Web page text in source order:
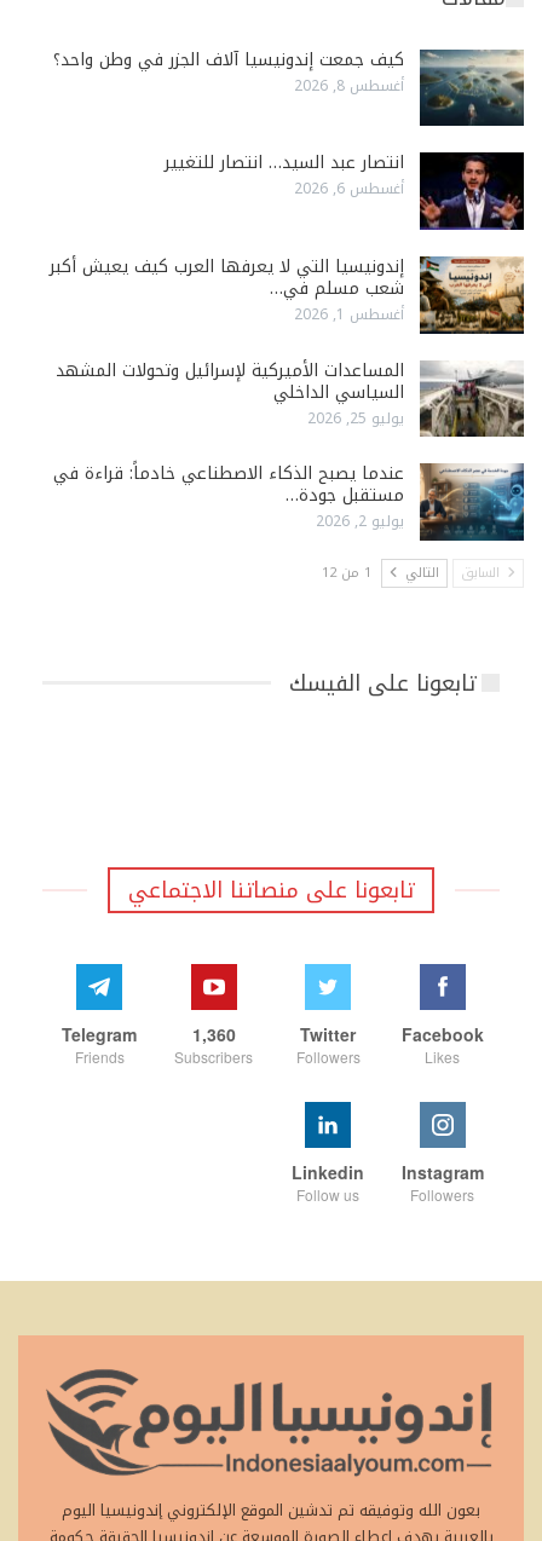
كيف جمعت إندونيسيا آلاف الجزر في وطن واحد؟
أغسطس 8, 2026
انتصار عبد السيد… انتصار للتغيير
أغسطس 6, 2026
إندونيسيا التي لا يعرفها العرب كيف يعيش أكبر
شعب مسلم في…
أغسطس 1, 2026
المساعدات الأميركية لإسرائيل وتحولات المشهد
السياسي الداخلي
يوليو 25, 2026
عندما يصبح الذكاء الاصطناعي خادماً: قراءة في
مستقبل جودة…
يوليو 2, 2026
السابق التالي 1 من 12
تابعونا على الفيسك
تابعونا على منصاتنا الاجتماعي
Facebook
Likes
Twitter
Followers
1,360
Subscribers
Telegram
Friends
Instagram
Followers
Linkedin
Follow us
بعون الله وتوفيقه تم تدشين الموقع الإلكتروني إندونيسيا اليوم